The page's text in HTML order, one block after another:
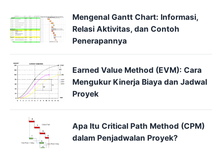
Mengenal Gantt Chart: Informasi,
Relasi Aktivitas, dan Contoh
Penerapannya
Earned Value Method (EVM): Cara
Mengukur Kinerja Biaya dan Jadwal
Proyek
Apa Itu Critical Path Method (CPM)
dalam Penjadwalan Proyek?